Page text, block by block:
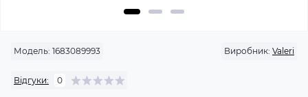
Модель: 1683089993 Виробник: Valeri
Відгуки: 0